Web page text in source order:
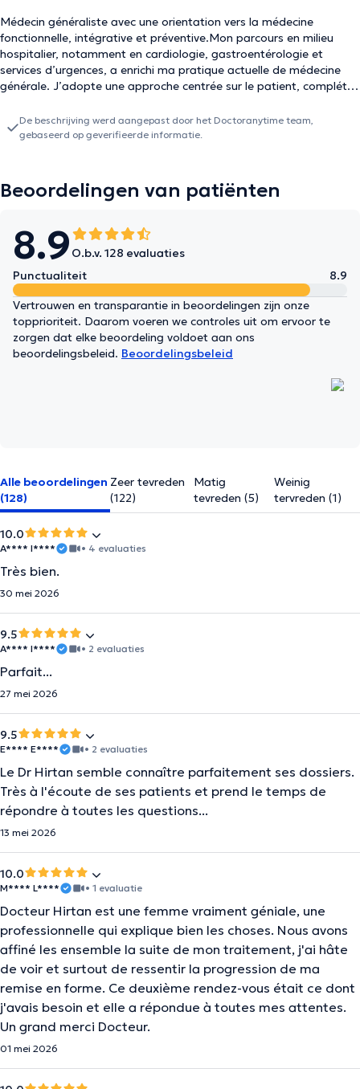
Médecin généraliste avec une orientation vers la médecine
fonctionnelle, intégrative et préventive.Mon parcours en milieu
hospitalier, notamment en cardiologie, gastroentérologie et
services d’urgences, a enrichi ma pratique actuelle de médecine
générale. J’adopte une approche centrée sur le patient, complétée
sur la nutrition thérapeutique, l’équilibre des macronutriments et
l’application pratique de protocoles de prévention.
De beschrijving werd aangepast door het Doctoranytime team,
gebaseerd op geverifieerde informatie.
Beoordelingen van patiënten
8.9 O.b.v. 128 evaluaties
Punctualiteit
8.9
Vertrouwen en transparantie in beoordelingen zijn onze
topprioriteit. Daarom voeren we controles uit om ervoor te
zorgen dat elke beoordeling voldoet aan ons
beoordelingsbeleid. Beoordelingsbeleid
Alle beoordelingen
(128)
Zeer tevreden
(122)
Matig
tevreden (5)
Weinig
tervreden (1)
10.0
A**** I**** • 4 evaluaties
Très bien.
30 mei 2026
9.5
A**** I**** • 2 evaluaties
Parfait...
27 mei 2026
9.5
E**** E**** • 2 evaluaties
Le Dr Hirtan semble connaître parfaitement ses dossiers.
Très à l'écoute de ses patients et prend le temps de
répondre à toutes les questions...
13 mei 2026
10.0
M**** L**** • 1 evaluatie
Docteur Hirtan est une femme vraiment géniale, une
professionnelle qui explique bien les choses. Nous avons
affiné les ensemble la suite de mon traitement, j'ai hâte
de voir et surtout de ressentir la progression de ma
remise en forme. Ce deuxième rendez-vous était ce dont
j'avais besoin et elle a répondue à toutes mes attentes.
Un grand merci Docteur.
01 mei 2026